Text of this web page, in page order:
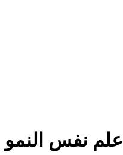
علم نفس النمو